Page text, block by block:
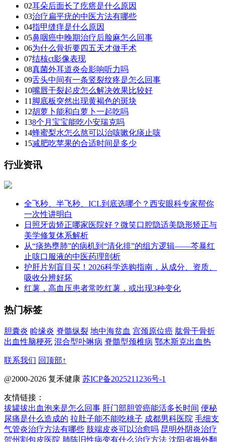
02耳朵后面长了疙瘩是什么原因
03治疗扁平疣的中医方法有哪些
04指甲缝痒是什么原因
05鼻咽癌中晚期治疗后脸麻怎么回事
06为什么骨折要四五天才做手术
07结核ct影像表现
08真菌外耳道炎会影响听力吗
09舌头中间有一条竖裂纹疼是怎么回事
10嘴唇干裂起皮怎么解决效果比较好
11 脚底板突然出现黄褐色的斑块
12胡萝卜能和白萝卜一起吃吗
138个月宝宝能吃小安瑞克吗
14蜂蜜梨水怎么熬可以治咳嗽化痰止咳
15减肥吃苹果的合适时间是多少
行业资讯
全飞秒、半飞秒、ICL到底选哪个？西安眼科专家帮你
一次性讲明白
日照牙齿矫正哪家医院好？微笑口腔隐适美隐形矫正与
美学修复体系解析
从“痰热壅肺”的病机到“清化排”的组方逻辑——芩暴红
止咳口服液的中医药理剖析
护肝片别盲目买！2026科学选购指南，从成分、资质、
吸收分辨好坏
红薯，高血压患者常吃红薯，或出现3种变化
热门标签
胆囊炎 睑缘炎 脊髓纵裂 地中海贫血 宫颈原位癌 肱骨干骨折
出血性脑梗死 混合型卟啉病 脊髓型颈椎病 鄂木斯克出血热
联系我们 回顶部↑
@2000-2026 复禾健康 苏ICP备2025211236号-1
友情链接：
拔罐拔出血泡来是怎么回事 肝门部胆管癌能活多长时间 便秘
尿痛是什么造成的 拉肚子能不能吃桃子 成都男科医院 毛细支
气管炎治疗方法有哪些 肢端皮炎可以治愈吗 昆明外阴炎治疗
贺州割包皮医院 肺陈旧性病变有什么治疗方法 沈阳省拇外翻